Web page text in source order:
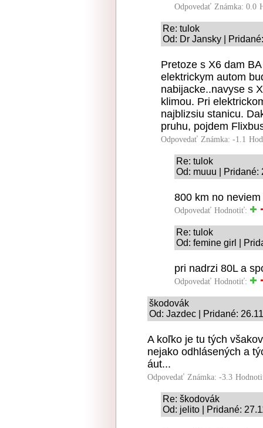
Odpovedať Známka: 0.0
Re: tulok
Od: Dr Jansky |
Pretoze s X6 dam
elektrickym autom
nabijacke..navyse s
klimou. Pri
najblizsiu stanicu.
pruhu, pojdem
Odpovedať Známka: -1.1
Re: tulok
Od: muuu | Pridané:
800 km no
Odpovedať Hodnotiť:
Re: tulok
Od: femine girl |
pri nadrzi 80L a
Odpovedať Hodnotiť:
škodovák
Od: Jazdec | Pridané:
A koľko je tu tých
nejako odhlásených a
áut...
Odpovedať Známka: -3.3
Re: škodovák
Od: jelito | Pridané: